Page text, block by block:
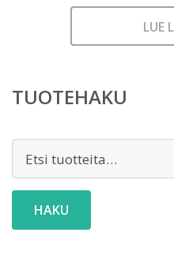
LUE
TUOTEHAKU
HAKU